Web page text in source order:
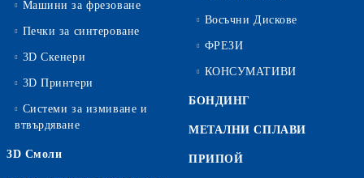
Машини за фрезоване
Печки за синтероване
3D Скенери
3D Принтери
Системи за измиване и
втвърдяване
3D Смоли
Восъчни Дискове
ФРЕЗИ
КОНСУМАТИВИ
БОНДИНГ
МЕТАЛНИ СПЛАВИ
ПРИПОЙ